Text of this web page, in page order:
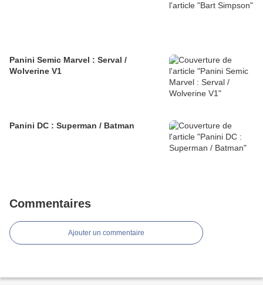
Panini Semic Marvel : Serval /
Wolverine V1
Panini DC : Superman / Batman
Commentaires
Ajouter un commentaire